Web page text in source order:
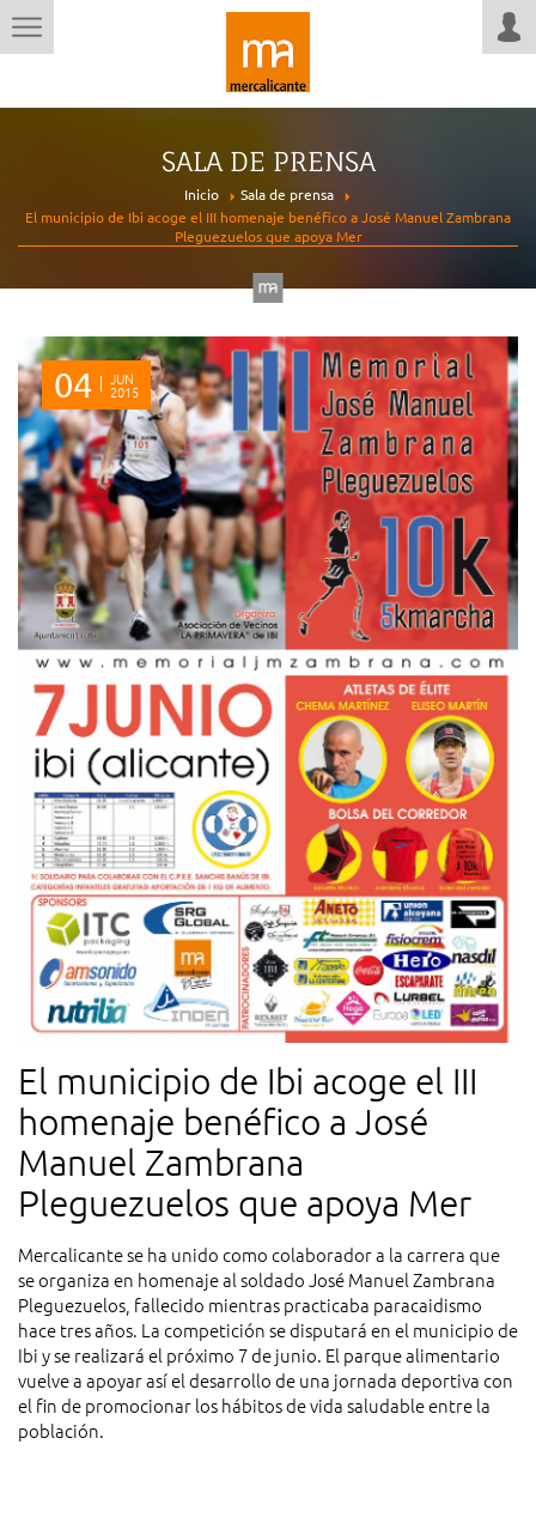
SALA DE PRENSA
Inicio
Sala de prensa
El municipio de Ibi acoge el III homenaje benéfico a José Manuel Zambrana
Pleguezuelos que apoya Mer
04 JUN
2015
El municipio de Ibi acoge el III
homenaje benéfico a José
Manuel Zambrana
Pleguezuelos que apoya Mer
Mercalicante se ha unido como colaborador a la carrera que
se organiza en homenaje al soldado José Manuel Zambrana
Pleguezuelos, fallecido mientras practicaba paracaidismo
hace tres años. La competición se disputará en el municipio de
Ibi y se realizará el próximo 7 de junio. El parque alimentario
vuelve a apoyar así el desarrollo de una jornada deportiva con
el fin de promocionar los hábitos de vida saludable entre la
población.